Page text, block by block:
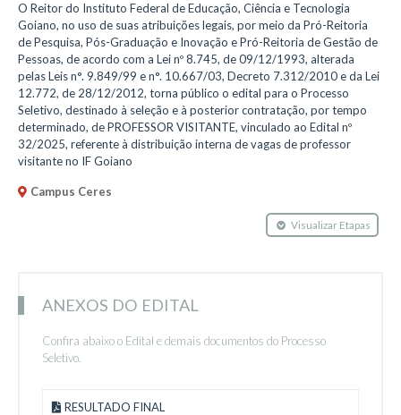
O Reitor do Instituto Federal de Educação, Ciência e Tecnologia
Goiano, no uso de suas atribuições legais, por meio da Pró-Reitoria
de Pesquisa, Pós-Graduação e Inovação e Pró-Reitoria de Gestão de
Pessoas, de acordo com a Lei nº 8.745, de 09/12/1993, alterada
pelas Leis n°. 9.849/99 e n°. 10.667/03, Decreto 7.312/2010 e da Lei
12.772, de 28/12/2012, torna público o edital para o Processo
Seletivo, destinado à seleção e à posterior contratação, por tempo
determinado, de PROFESSOR VISITANTE, vinculado ao Edital nº
32/2025, referente à distribuição interna de vagas de professor
visitante no IF Goiano
Campus Ceres
Visualizar Etapas
ANEXOS DO EDITAL
Confira abaixo o Edital e demais documentos do Processo
Seletivo.
RESULTADO FINAL